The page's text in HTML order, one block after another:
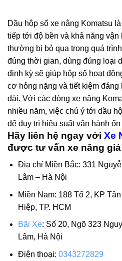
Dầu hộp số xe nâng Komatsu
tiếp tới độ bền và khả năng
thường bị bỏ qua trong quá
đúng thời gian, dùng đúng loại
định kỳ sẽ giúp hộp số hoạt
cơ hỏng nặng và tiết kiệm
dài. Với các dòng xe nâng
nhiều năm, việc chú ý tới dầu
để duy trì hiệu suất vận hành ổn
Hãy liên hệ ngay với Xe
được tư vấn xe nâng
Địa chỉ Miền Bắc: 331
Lâm – Hà Nội
Miền Nam: 188 Tổ 2, KP
Hiệp, TP. HCM
Bãi Xe: Số 20, Ngõ 323
Lâm, Hà Nội
Điện thoại: 0343272829